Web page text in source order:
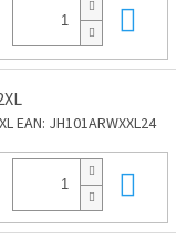
EAN: JH101ARWXXL24